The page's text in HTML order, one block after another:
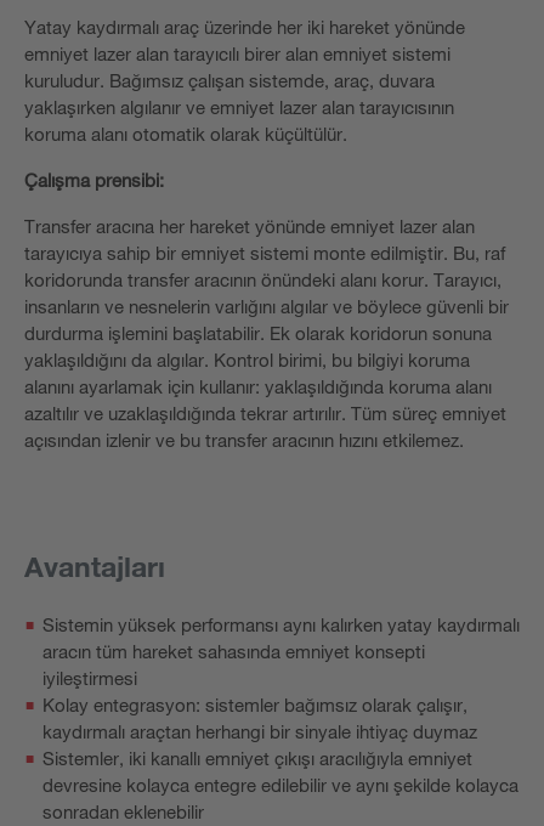
Yatay kaydırmalı araç üzerinde her iki hareket yönünde
emniyet lazer alan tarayıcılı birer alan emniyet sistemi
kuruludur. Bağımsız çalışan sistemde, araç, duvara
yaklaşırken algılanır ve emniyet lazer alan tarayıcısının
koruma alanı otomatik olarak küçültülür.
Çalışma prensibi:
Transfer aracına her hareket yönünde emniyet lazer alan
tarayıcıya sahip bir emniyet sistemi monte edilmiştir. Bu, raf
koridorunda transfer aracının önündeki alanı korur. Tarayıcı,
insanların ve nesnelerin varlığını algılar ve böylece güvenli bir
durdurma işlemini başlatabilir. Ek olarak koridorun sonuna
yaklaşıldığını da algılar. Kontrol birimi, bu bilgiyi koruma
alanını ayarlamak için kullanır: yaklaşıldığında koruma alanı
azaltılır ve uzaklaşıldığında tekrar artırılır. Tüm süreç emniyet
açısından izlenir ve bu transfer aracının hızını etkilemez.
Avantajları
Sistemin yüksek performansı aynı kalırken yatay kaydırmalı
aracın tüm hareket sahasında emniyet konsepti
iyileştirmesi
Kolay entegrasyon: sistemler bağımsız olarak çalışır,
kaydırmalı araçtan herhangi bir sinyale ihtiyaç duymaz
Sistemler, iki kanallı emniyet çıkışı aracılığıyla emniyet
devresine kolayca entegre edilebilir ve aynı şekilde kolayca
sonradan eklenebilir